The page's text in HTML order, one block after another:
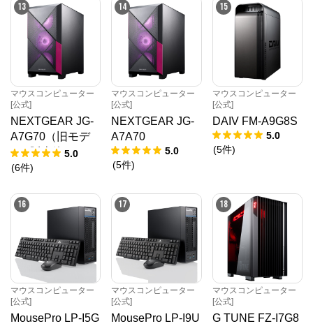
13
マウスコンピューター
[公式]
NEXTGEAR JG-
A7G70（旧モデ
ル / 販売終了）
5.0
(6件)
14
マウスコンピューター
[公式]
NEXTGEAR JG-
A7A70
5.0
(5件)
15
マウスコンピューター
[公式]
DAIV FM-A9G8S
5.0
(5件)
16
マウスコンピューター
[公式]
MousePro LP-I5G
17
マウスコンピューター
[公式]
MousePro LP-I9U
18
マウスコンピューター
[公式]
G TUNE FZ-I7G8